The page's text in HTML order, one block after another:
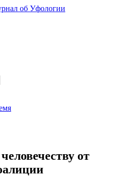
об Уфологии
от